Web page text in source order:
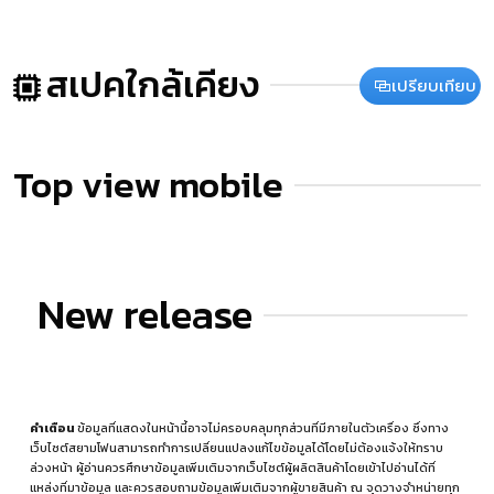
สเปคใกล้เคียง เปรียบเทียบ
Top view mobile
New release
คำเตือนข้อมูลที่แสดงในหน้านี้อาจไม่ครอบคลุมทุกส่วนที่มีภายในตัวเครื่อง ซึ่งทาง
เว็บไซต์สยามโฟนสามารถทำการเปลี่ยนแปลงแก้ไขข้อมูลได้โดยไม่ต้องแจ้งให้ทราบ
ล่วงหน้า ผู้อ่านควรศึกษาข้อมูลเพิ่มเติมจากเว็บไซต์ผู้ผลิตสินค้าโดยเข้าไปอ่านได้ที่
แหล่งที่มาข้อมูล และควรสอบถามข้อมูลเพิ่มเติมจากผู้ขายสินค้า ณ จุดวางจำหน่ายทุก